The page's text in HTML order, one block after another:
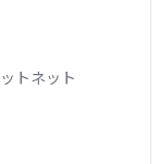
トネット